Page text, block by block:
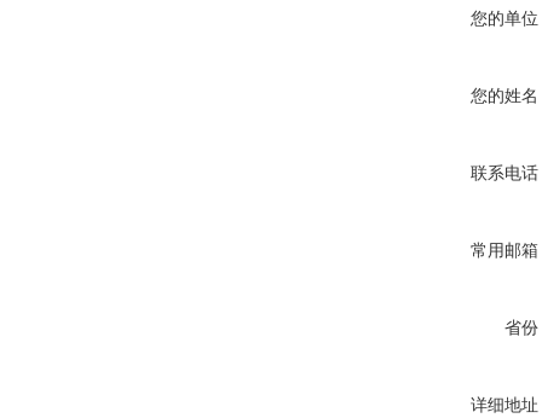
您的单位
您的姓名
联系电话
常用邮箱
省份
详细地址